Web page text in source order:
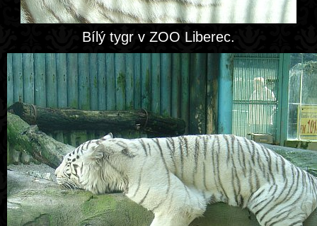
Bílý tygr v ZOO Liberec.